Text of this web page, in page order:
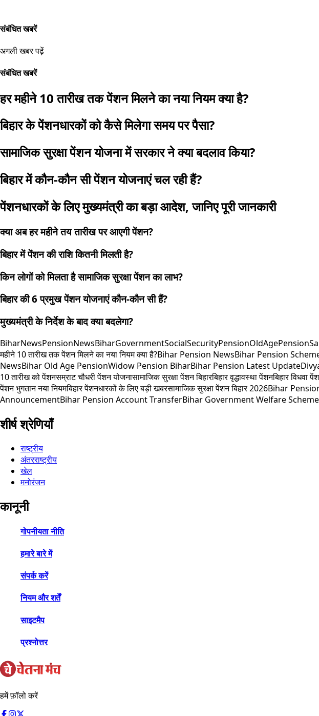
संबंधित खबरें
अगली खबर पढ़ें
संबंधित खबरें
हर महीने 10 तारीख तक पेंशन मिलने का नया नियम क्या है?
बिहार के पेंशनधारकों को कैसे मिलेगा समय पर पैसा?
सामाजिक सुरक्षा पेंशन योजना में सरकार ने क्या बदलाव किया?
बिहार में कौन-कौन सी पेंशन योजनाएं चल रही हैं?
पेंशनधारकों के लिए मुख्यमंत्री का बड़ा आदेश, जानिए पूरी जानकारी
क्या अब हर महीने तय तारीख पर आएगी पेंशन?
बिहार में पेंशन की राशि कितनी मिलती है?
किन लोगों को मिलता है सामाजिक सुरक्षा पेंशन का लाभ?
बिहार की 6 प्रमुख पेंशन योजनाएं कौन-कौन सी हैं?
मुख्यमंत्री के निर्देश के बाद क्या बदलेगा?
BiharNewsPensionNewsBiharGovernmentSocialSecurityPensionOldAgePension
महीने 10 तारीख तक पेंशन मिलने का नया नियम क्या है?Bihar Pension NewsBihar Pension
NewsBihar Old Age PensionWidow Pension BiharBihar Pension Latest Update
10 तारीख को पेंशनसम्राट चौधरी पेंशन योजनासामाजिक सुरक्षा पेंशन बिहारबिहार वृद्धावस्था पेंशनबिहार विधवा
पेंशन भुगतान नया नियमबिहार पेंशनधारकों के लिए बड़ी खबरसामाजिक सुरक्षा पेंशन बिहार 2026Bihar
AnnouncementBihar Pension Account TransferBihar Government Welfare Scheme
शीर्ष श्रेणियाँ
राष्ट्रीय
अंतरराष्ट्रीय
खेल
मनोरंजन
कानूनी
गोपनीयता नीति
हमारे बारे में
संपर्क करें
नियम और शर्तें
साइटमैप
प्रश्नोत्तर
हमें फ़ॉलो करें